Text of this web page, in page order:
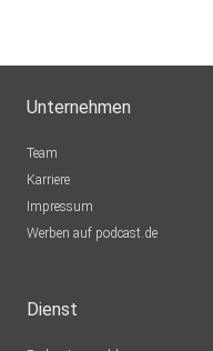
Unternehmen
Team
Karriere
Impressum
Werben auf podcast.de
Dienst